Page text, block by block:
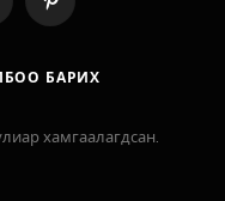
Pinterest
БАРИХ
хамгаалагдсан.